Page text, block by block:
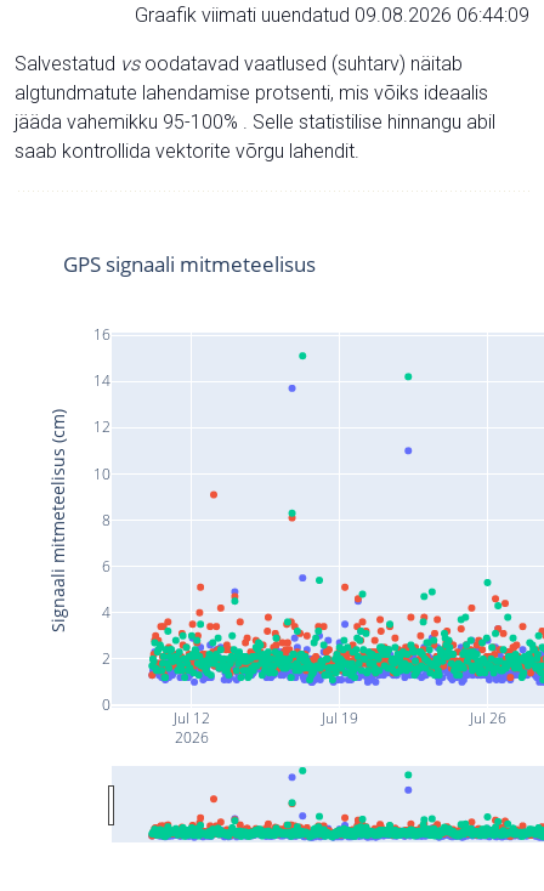
Graafik viimati uuendatud 09.08.2026 06:44:09
Salvestatud vsoodatavad vaatlused (suhtarv) näitab
algtundmatute lahendamise protsenti, mis võiks ideaalis
jääda vahemikku 95-100% . Selle statistilise hinnangu abil
saab kontrollida vektorite võrgu lahendit.
Jul 12
2026
Jul 19 Jul 26
0
2
4
6
8
10
12
14
16
GPS signaali mitmeteelisus
Signaali mitmeteelisus (cm)